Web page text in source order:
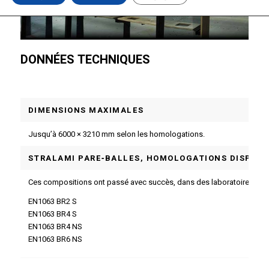
DONNÉES TECHNIQUES
DIMENSIONS MAXIMALES
Jusqu’à 6000 × 3210 mm selon les homologations.
STRALAMI PARE‑BALLES, HOMOLOGATIONS
Ces compositions ont passé avec succès, dans des laboratoires
EN1063 BR2 S
EN1063 BR4 S
EN1063 BR4 NS
EN1063 BR6 NS